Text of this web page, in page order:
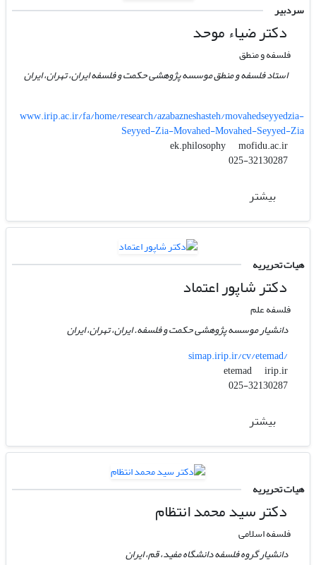
سردبیر
دکتر ضیاء موحد
فلسفه و منطق
استاد فلسفه و منطق موسسه پژوهشی حکمت و فلسفه ایران، تهران، ایران
www.irip.ac.ir/fa/home/research/azabazneshasteh/movahedseyyedzia-
Seyyed-Zia-Movahed-Movahed-Seyyed-Zia
ek.philosophy
mofidu.ac.ir
025-32130287
بیشتر
هیات تحریریه
دکتر شاپور اعتماد
فلسفه علم
دانشیار موسسه پژوهشی حکمت و فلسفه. ایران، تهران، ایران
simap.irip.ir/cv/etemad/
etemad
irip.ir
025-32130287
بیشتر
هیات تحریریه
دکتر سید محمد انتظام
فلسفه اسلامی
دانشیار گروه فلسفه دانشگاه مفید، قم، ایران